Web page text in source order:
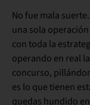
No fue mala
una sola
con toda la
operando en real
concurso,
es lo que tienen
quedas hundido